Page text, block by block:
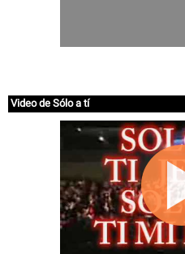
Video de Sólo a tí